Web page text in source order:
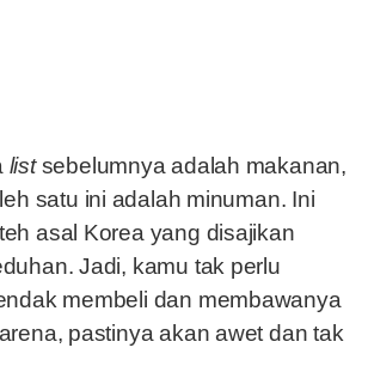
listsebelumnya adalah makanan,
satu ini adalah minuman. Ini
asal Korea yang disajikan
Jadi, kamu tak perlu
membeli dan membawanya
pastinya akan awet dan tak